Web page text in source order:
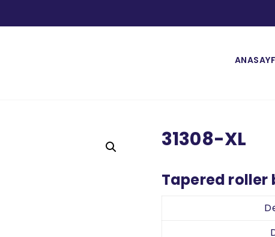
31308-XL
Tapered roller